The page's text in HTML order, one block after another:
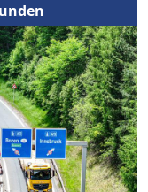
Next